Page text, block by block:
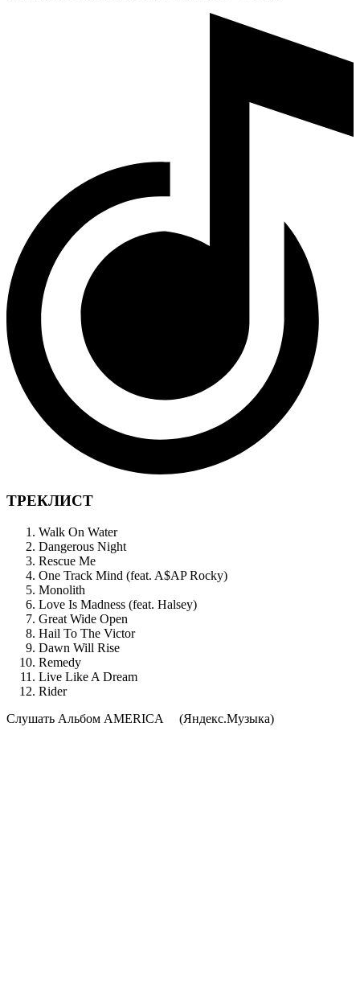
ТРЕКЛИСТ
Walk On Water
Dangerous Night
Rescue Me
One Track Mind (feat. A$AP Rocky)
Monolith
Love Is Madness (feat. Halsey)
Great Wide Open
Hail To The Victor
Dawn Will Rise
Remedy
Live Like A Dream
Rider
Cлушать Альбом AMERICA
(Яндекс.Музыка)